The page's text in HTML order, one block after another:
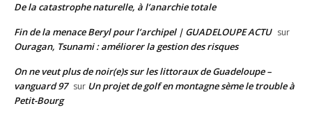
De la catastrophe naturelle, à l’anarchie totale
Fin de la menace Beryl pour l’archipel | GUADELOUPE ACTU sur
Ouragan, Tsunami : améliorer la gestion des risques
On ne veut plus de noir(e)s sur les littoraux de Guadeloupe –
vanguard 97 sur Un projet de golf en montagne sème le trouble à
Petit-Bourg